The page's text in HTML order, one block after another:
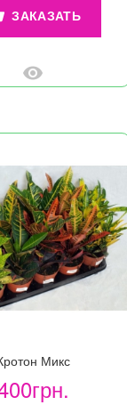
ЗАКАЗАТЬ
Микс